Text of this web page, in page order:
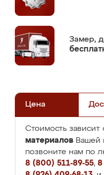
Замер,
Цена
Стоимость зависит
материалов Вашей
позвоните нам по
8 (800) 511-89-55, 8